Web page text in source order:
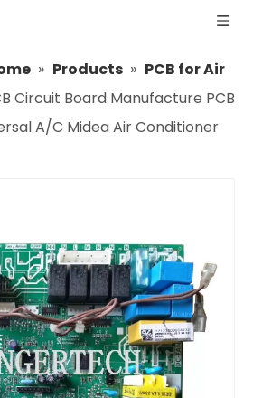
» Products » PCB for Air
Circuit Board Manufacture PCB
A/C Midea Air Conditioner